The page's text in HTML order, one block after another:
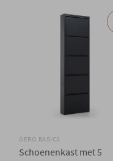
GERO.BASICS
Schoenenkast met 5